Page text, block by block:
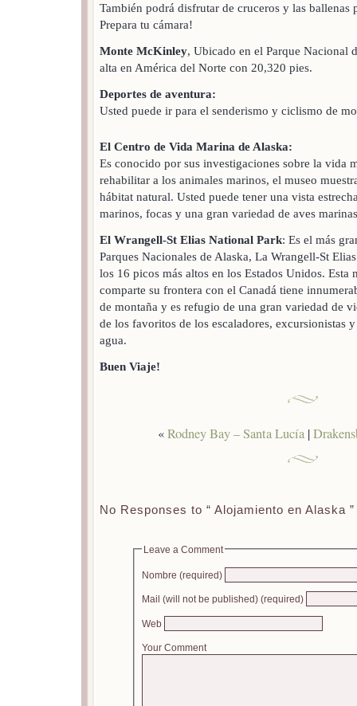
También podrá disfrutar de cruceros y las
Prepara tu cámara!
Monte McKinley, Ubicado en el Parque Nacional
alta en América del Norte con 20,320 pies.
Deportes de aventura:
Usted puede ir para el senderismo y ciclismo de
El Centro de Vida Marina de Alaska:
Es conocido por sus investigaciones sobre la vida
rehabilitar a los animales marinos, el museo
hábitat natural. Usted puede tener una vista
marinos, focas y una gran variedad de aves
El Wrangell-St Elias National Park: Es el más
Parques Nacionales de Alaska, La Wrangell-St
los 16 picos más altos en los Estados Unidos. Esta
comparte su frontera con el Canadá tiene
de montaña y es refugio de una gran variedad de
de los favoritos de los escaladores, excursionistas
agua.
Buen Viaje!
«Rodney Bay – Santa Lucía|
No Responses to “ Alojamiento en Alaska ”
Leave a Comment
Nombre (required)
Mail (will not be published) (required)
Web
Your Comment